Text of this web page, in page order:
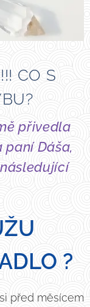
CO S
přivedla
Dáša,
?
před měsícem